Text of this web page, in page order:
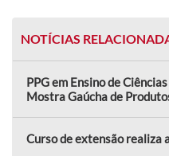
NOTÍCIAS
PPG em Ensino de
Mostra Gaúcha de
Curso de extensão realiza